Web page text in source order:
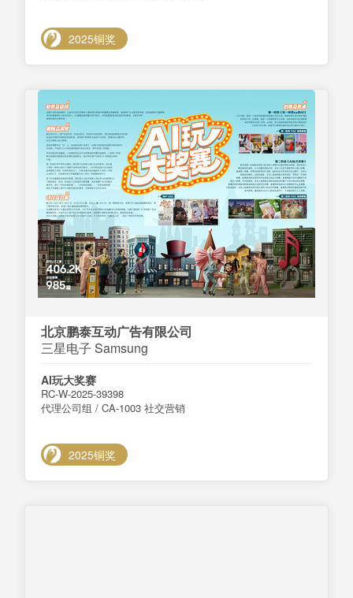
2025铜奖
北京鹏泰互动广告有限公司
三星电子 Samsung
AI玩大奖赛
RC-W-2025-39398
代理公司组 / CA-1003 社交营销
2025铜奖